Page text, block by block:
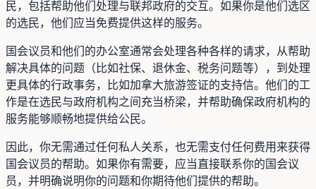
民，包括帮助他们处理与联邦政府的交互。如果你是他们选区
的选民，他们应当免费提供这样的服务。
国会议员和他们的办公室通常会处理各种各样的请求，从帮助
解决具体的问题（比如社保、退休金、税务问题等），到处理
更具体的行政事务，比如加拿大旅游签证的支持信。他们的工
作是在选民与政府机构之间充当桥梁，并帮助确保政府机构的
服务能够顺畅地提供给公民。
因此，你无需通过任何私人关系，也无需支付任何费用来获得
国会议员的帮助。如果你有需要，应当直接联系你的国会议
员，并明确说明你的问题和你期待他们提供的帮助。